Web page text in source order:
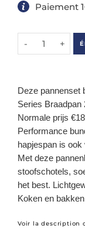
Paiement
- +
Deze pannenset
Series
Normale prijs
Performance
hapjespan is
Met deze
stoofschotels,
het best.
Koken en
Voir la description